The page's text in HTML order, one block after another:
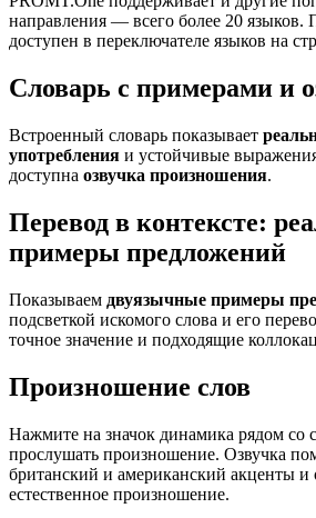
направления — всего более 20 языков.
доступен в переключателе языков на
Словарь с примерами и
Встроенный словарь показывает
употребления и устойчивые
доступна озвучка произношения.
Перевод в контексте:
примеры предложений
Показываем двуязычные примеры
подсветкой искомого слова и его
точное значение и подходящие
Произношение слов
Нажмите на значок динамика рядом со
прослушать произношение. Озвучка
британский и американский акценты и
естественное произношение.